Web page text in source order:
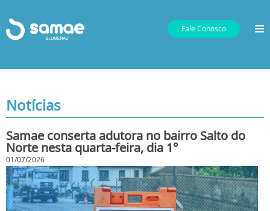
Fale Conosco
Notícias
Samae conserta adutora no bairro Salto do
Norte nesta quarta-feira, dia 1°
01/07/2026